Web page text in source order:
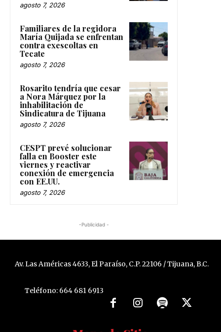
agosto 7, 2026
Familiares de la regidora
María Quijada se enfrentan
contra exescoltas en
Tecate
agosto 7, 2026
Rosarito tendría que cesar
a Nora Márquez por la
inhabilitación de
Sindicatura de Tijuana
agosto 7, 2026
CESPT prevé solucionar
falla en Booster este
viernes y reactivar
conexión de emergencia
con EE.UU.
agosto 7, 2026
-Publicidad -
Av. Las Américas 4633, El Paraíso, C.P. 22106 / Tijuana, B.C.
Teléfono: 664 681 6913